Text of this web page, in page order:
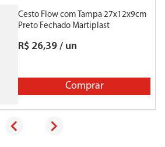
Cesto Flow com Tampa 27x12x9cm
Preto Fechado Martiplast
R$ 26,39 / un
Comprar